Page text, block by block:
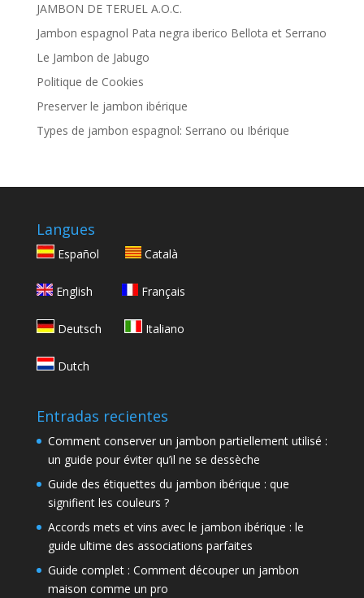
JAMBON DE TERUEL A.O.C.
Jambon espagnol Pata negra iberico Bellota et Serrano
Le Jambon de Jabugo
Politique de Cookies
Preserver le jambon ibérique
Types de jambon espagnol: Serrano ou Ibérique
Langues
Español Català
English Français
Deutsch Italiano
Dutch
Entradas recientes
Comment conserver un jambon partiellement utilisé :
un guide pour éviter qu’il ne se dessèche
Guide des étiquettes du jambon ibérique : que
signifient les couleurs ?
Accords mets et vins avec le jambon ibérique : le
guide ultime des associations parfaites
Guide complet : Comment découper un jambon
maison comme un pro